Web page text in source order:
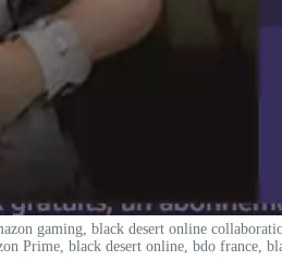
gaming, black desert online
Prime, black desert online, bdo france,